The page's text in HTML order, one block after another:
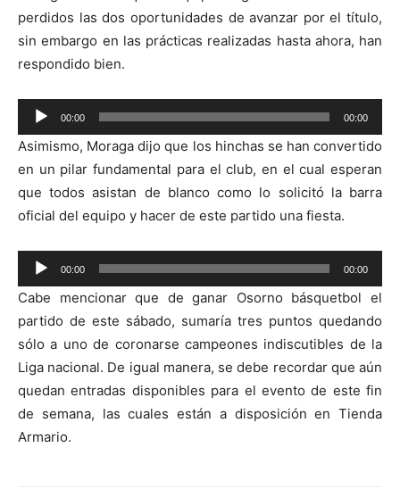
perdidos las dos oportunidades de avanzar por el título,
sin embargo en las prácticas realizadas hasta ahora, han
respondido bien.
Reproductor
de
audio
00:00 00:00
Asimismo, Moraga dijo que los hinchas se han convertido
en un pilar fundamental para el club, en el cual esperan
que todos asistan de blanco como lo solicitó la barra
oficial del equipo y hacer de este partido una fiesta.
Reproductor
de
audio
00:00 00:00
Cabe mencionar que de ganar Osorno básquetbol el
partido de este sábado, sumaría tres puntos quedando
sólo a uno de coronarse campeones indiscutibles de la
Liga nacional. De igual manera, se debe recordar que aún
quedan entradas disponibles para el evento de este fin
de semana, las cuales están a disposición en Tienda
Armario.